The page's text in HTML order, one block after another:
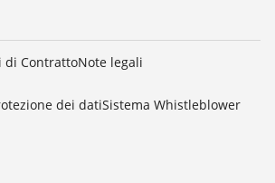
di ContrattoNote legali
dei datiSistema Whistleblower